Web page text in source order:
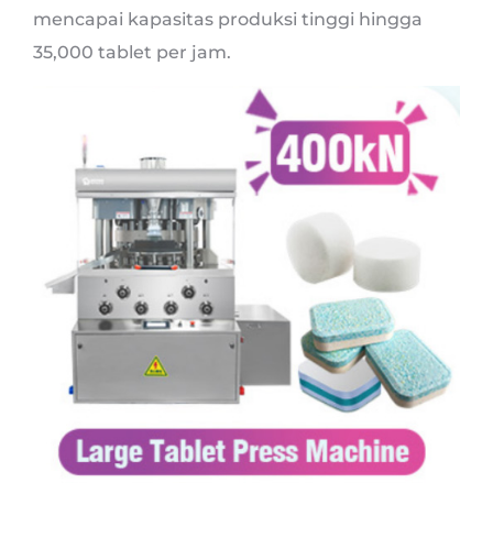
mencapai kapasitas produksi tinggi hingga
35,000 tablet per jam.